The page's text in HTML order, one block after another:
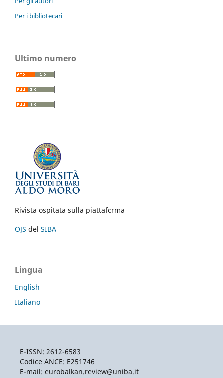
Per i bibliotecari
Ultimo numero
Rivista ospitata sulla piattaforma
OJS del SIBA
Lingua
English
Italiano
E-ISSN: 2612-6583
Codice ANCE: E251746
E-mail: eurobalkan.review@uniba.it